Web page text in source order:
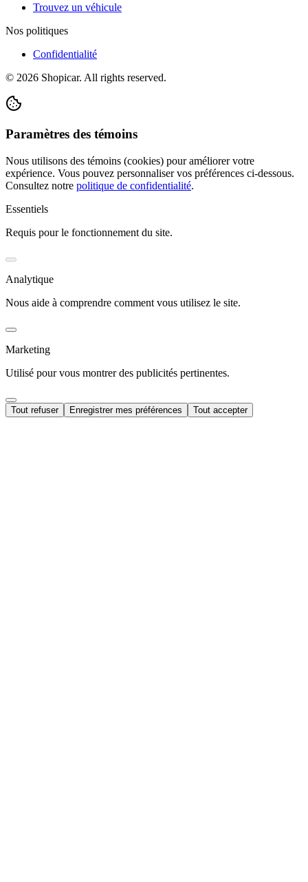
Trouvez un véhicule
Nos politiques
Confidentialité
© 2026 Shopicar. All rights reserved.
Paramètres des témoins
Nous utilisons des témoins (cookies) pour améliorer votre
expérience. Vous pouvez personnaliser vos préférences ci-dessous.
Consultez notre politique de confidentialité.
Essentiels
Requis pour le fonctionnement du site.
Analytique
Nous aide à comprendre comment vous utilisez le site.
Marketing
Utilisé pour vous montrer des publicités pertinentes.
Tout refuser Enregistrer mes préférences Tout accepter